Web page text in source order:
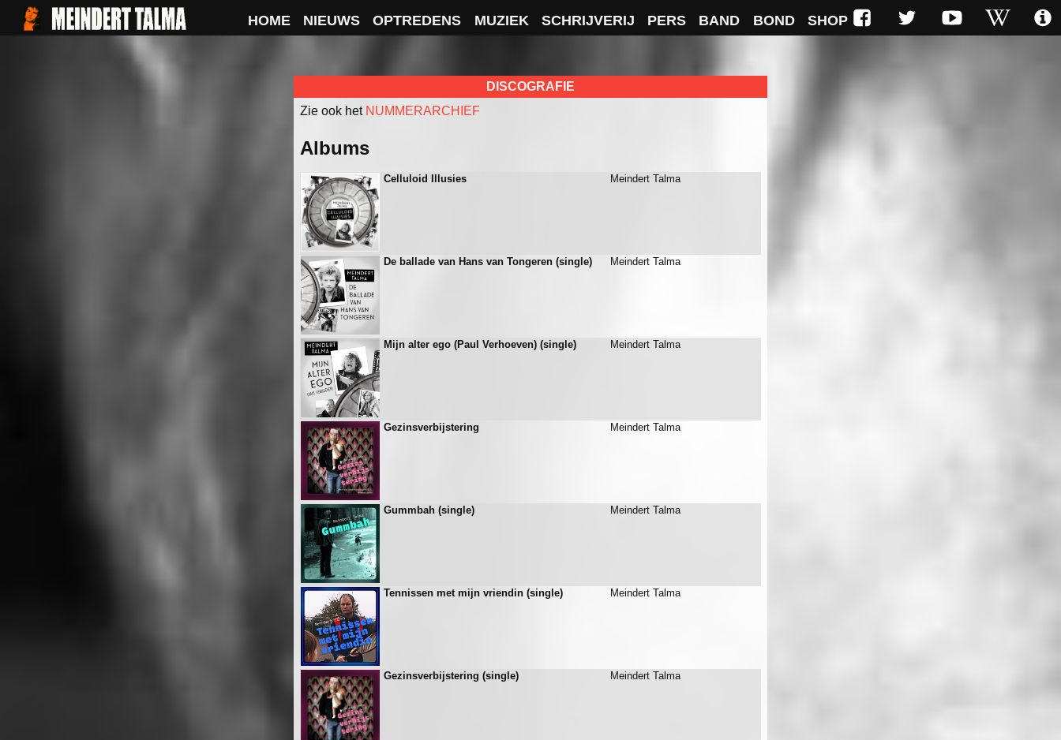
HOME NIEUWS OPTREDENS MUZIEK SCHRIJVERIJ PERS BAND BOND SHOP
DISCOGRAFIE
Zie ook het NUMMERARCHIEF
Albums
Celluloid Illusies Meindert Talma
De ballade van Hans van Tongeren (single) Meindert Talma
Mijn alter ego (Paul Verhoeven) (single) Meindert Talma
Gezinsverbijstering Meindert Talma
Gummbah (single) Meindert Talma
Tennissen met mijn vriendin (single) Meindert Talma
Gezinsverbijstering (single) Meindert Talma